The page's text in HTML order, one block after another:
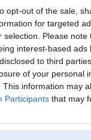
opt-out of the sale,
for targeted
selection. Please
interest-based
to third
of your personal
This information may
Participants that may
Lietotājvārds:
Ziņojumi forumā: